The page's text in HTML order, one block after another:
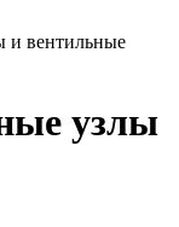
и вентильные
узлы